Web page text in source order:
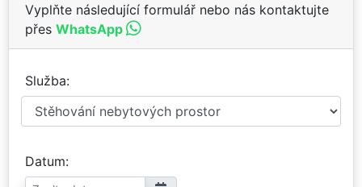
Vyplňte následující formulář nebo nás kontaktujte
přes WhatsApp
Služba
Datum